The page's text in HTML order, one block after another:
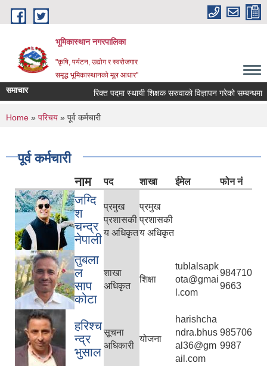
Skip to main content
भूमिकास्थान नगरपालिका
"कृषि, पर्यटन, उद्योग र स्वरोजगार
समृद्ध भूमिकास्थानको मूल आधार"
समाचार रिक्त पदमा स्थायी शिक्षक सरुवाको विज्ञापन गरेको सम्बन्धमा ।
You are here
Home » परिचय » पूर्व कर्मचारी
पूर्व कर्मचारी
नाम पद शाखा ईमेल फोन नं
जग्दि
श
चन्द्र
नेपाली
प्रमुख
प्रशासकी
य अधिकृत
प्रमुख
प्रशासकी
य अधिकृत
तुबला
ल
साप
कोटा
शाखा
अधिकृत
शिक्षा
tublalsapk
ota@gmai
l.com
984710
9663
हरिश्च
न्द्र
भुसाल
सूचना
अधिकारी
योजना
harishcha
ndra.bhus
al36@gm
ail.com
985706
9987